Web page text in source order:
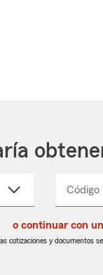
Código
_____
o continuar con
cotizaciones y documentos